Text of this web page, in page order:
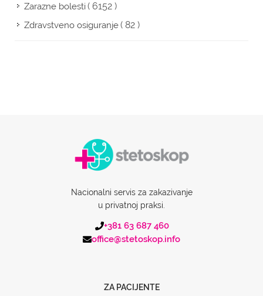
Zarazne bolesti( 6152 )
Zdravstveno osiguranje( 82 )
Nacionalni servis za zakazivanje
u privatnoj praksi.
+381 63 687 460
office@stetoskop.info
ZA PACIJENTE